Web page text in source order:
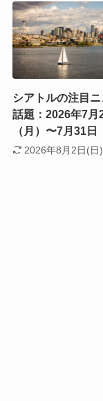
シアトルの注目ニ
話題：2026年7月
（月）〜7月31日
2026年8月2日(日)